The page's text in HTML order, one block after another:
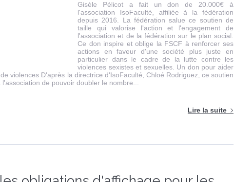
Gisèle Pélicot a fait un don de 20.000€ à
l'association IsoFaculté, affiliée à la fédération
depuis 2016. La fédération salue ce soutien de
taille qui valorise l'action et l'engagement de
l'association et de la fédération sur le plan social.
Ce don inspire et oblige la FSCF à renforcer ses
actions en faveur d'une société plus juste en
particulier dans le cadre de la lutte contre les
violences sexistes et sexuelles. Un don pour aider
violences D'après la directrice d'IsoFaculté, Chloé Rodriguez, ce soutien
de pouvoir doubler le nombre...
Lire la suite